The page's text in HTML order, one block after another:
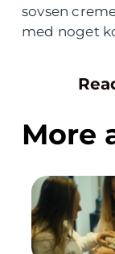
sovsen
med noget
More